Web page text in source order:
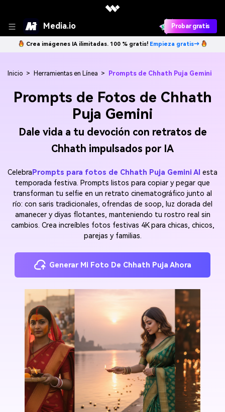
Media.io Probar gratis
Crea imágenes IA ilimitadas. 100 % gratis! Empieza gratis→
Inicio > Herramientas en Línea > Prompts de Chhath Puja Gemini
Prompts de Fotos de Chhath
Puja Gemini
Dale vida a tu devoción con retratos de
Chhath impulsados por IA
Celebra Prompts para fotos de Chhath Puja Gemini AI esta
temporada festiva. Prompts listos para copiar y pegar que
transforman tu selfie en un retrato cinematográfico junto al
río: con saris tradicionales, ofrendas de soop, luz dorada del
amanecer y diyas flotantes, manteniendo tu rostro real sin
cambios. Crea increíbles fotos festivas 4K para chicas, chicos,
parejas y familias.
Generar Mi Foto De Chhath Puja Ahora